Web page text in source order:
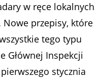
w ręce lokalnych
przepisy, które
tego typu
Głównej Inspekcji
stycznia